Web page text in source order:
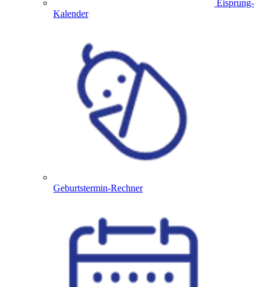
Eisprung-
Kalender
Geburtstermin-Rechner